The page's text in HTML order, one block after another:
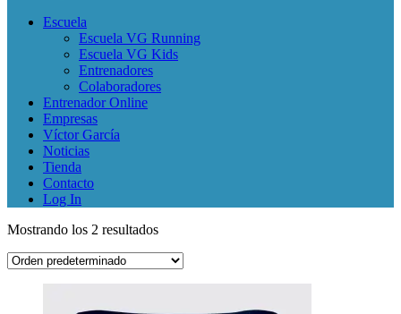
Escuela
Escuela VG Running
Escuela VG Kids
Entrenadores
Colaboradores
Entrenador Online
Empresas
Víctor García
Noticias
Tienda
Contacto
Log In
Mostrando los 2 resultados